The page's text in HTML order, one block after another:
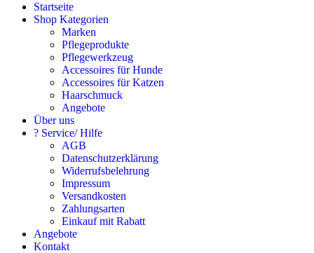
Startseite
Shop Kategorien
Marken
Pflegeprodukte
Pflegewerkzeug
Accessoires für Hunde
Accessoires für Katzen
Haarschmuck
Angebote
Über uns
? Service/ Hilfe
AGB
Datenschutzerklärung
Widerrufsbelehrung
Impressum
Versandkosten
Zahlungsarten
Einkauf mit Rabatt
Angebote
Kontakt